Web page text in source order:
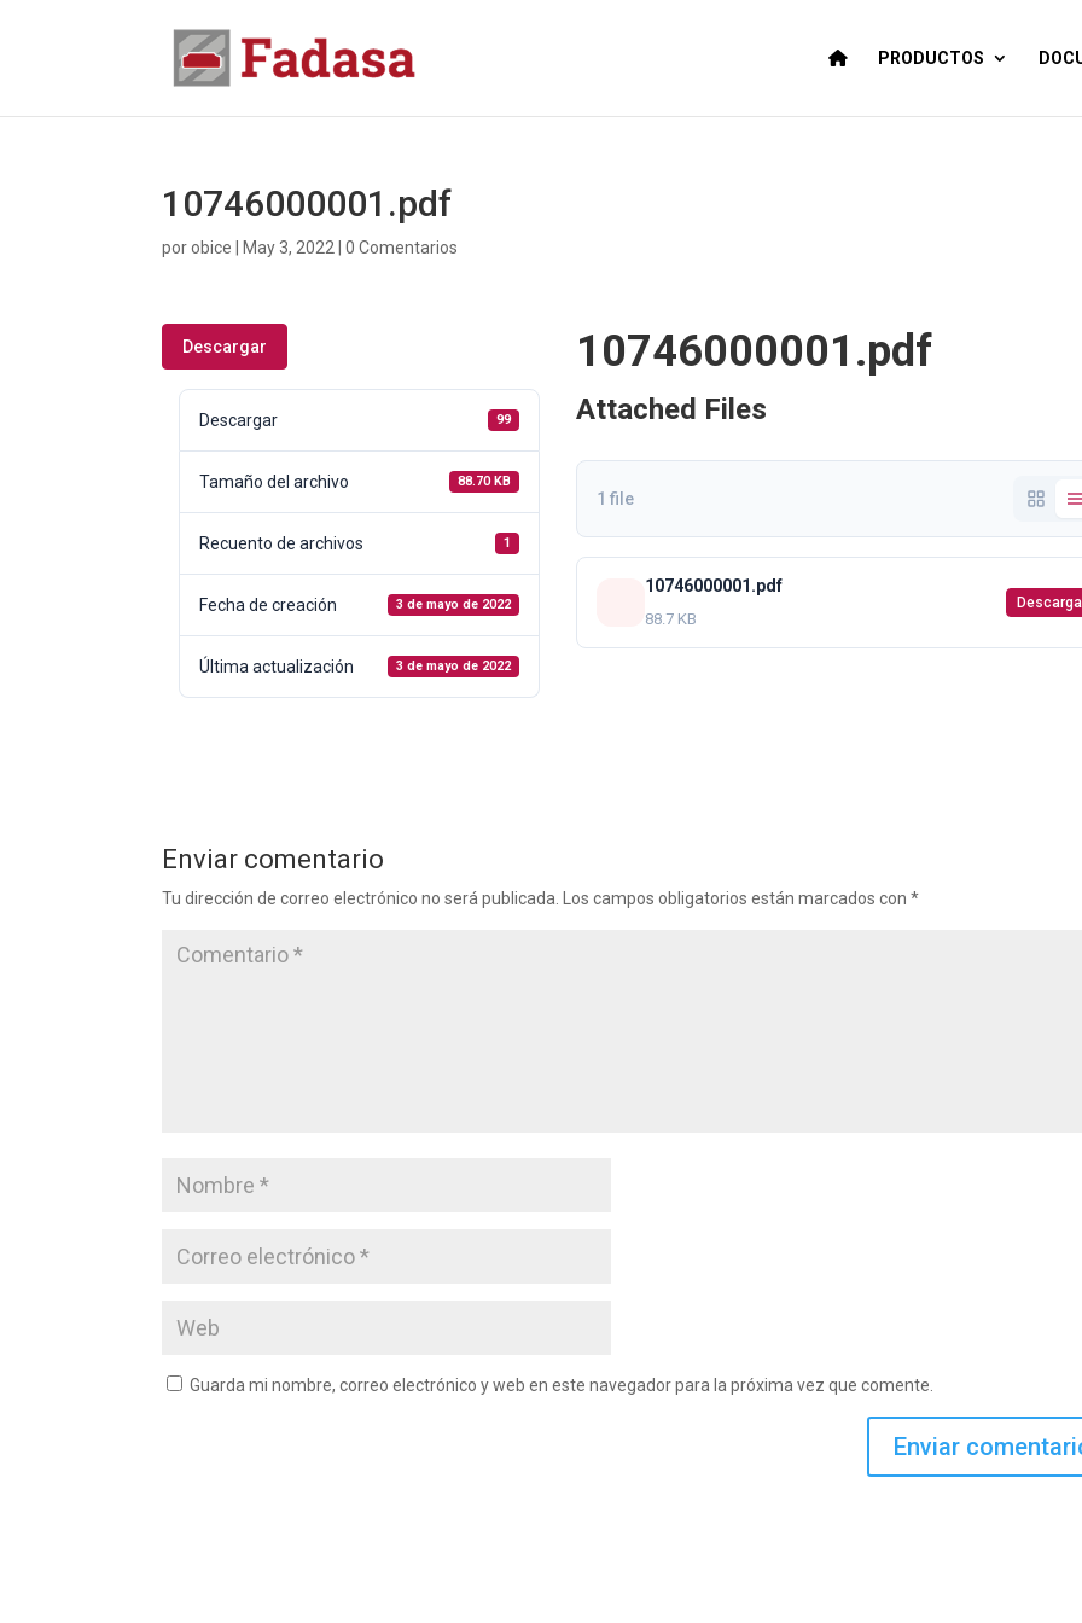
PRODUCTOS
10746000001.pdf
porobice May 3, 2022 |0 Comentarios
Descargar
Descargar 99
Tamaño del archivo 88.70 KB
Recuento de archivos 1
Fecha de creación 3 de mayo de 2022
Última actualización 3 de mayo de 2022
10746000001.pdf
Attached Files
1 file
10746000001.pdf
88.7 KB
Enviar comentario
Tu dirección de correo electrónico no será publicada. Los campos obligatorios están marcados con*
Guarda mi nombre, correo electrónico y web en este navegador para la próxima vez que comente.